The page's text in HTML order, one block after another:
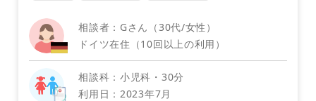
相談者：Gさん（30代/女性）
ドイツ在住（10回以上の利用）
相談科：小児科・30分
利用日：2023年7月